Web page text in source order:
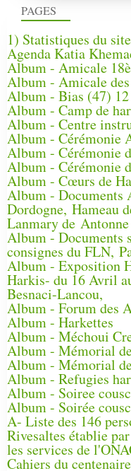
PAGES
1) Statistiques du
Agenda Katia
Album - Amicale
Album - Amicale
Album - Bias (47)
Album - Camp de
Album - Centre
Album - Cérémonie
Album - Cérémonie
Album - Cérémonie
Album - Cœurs de
Album - Documents
Dordogne, Hameau
Lanmary de
Album - Documents
consignes du FLN,
Album - Exposition
Harkis- du 16 Avril
Besnaci-Lancou,
Album - Forum des
Album - Harkettes
Album - Méchoui
Album - Mémorial
Album - Mémorial
Album - Refugies
Album - Soiree
Album - Soirée
A- Liste des 146
Rivesaltes établie
les services de
Cahiers du